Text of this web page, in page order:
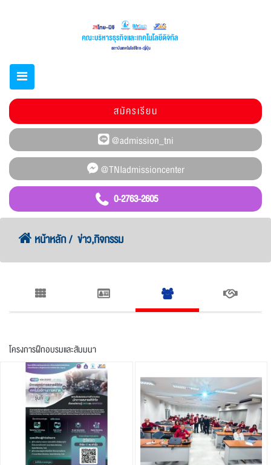
0-2763-2605
สมัครเรียน
หน้าหลัก ข่าว,กิจกรรม